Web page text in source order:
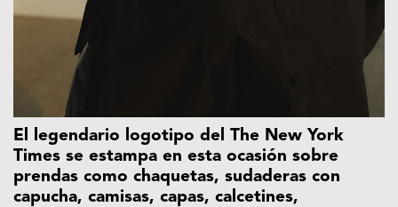
El legendario logotipo del The New York
Times se estampa en esta ocasión sobre
prendas como chaquetas, sudaderas con
capucha, camisas, capas, calcetines,